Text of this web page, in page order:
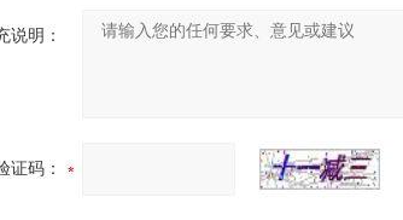
说明：
证码：